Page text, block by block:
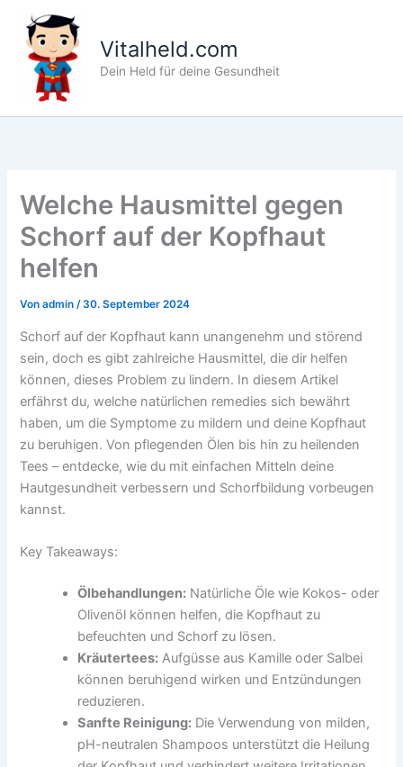
Inhalt
springen
Vitalheld.com
Dein Held für deine Gesundheit
Welche Hausmittel gegen
Schorf auf der Kopfhaut
helfen
Vonadmin/30. September 2024
Schorf auf der Kopfhaut kann unangenehm und störend
sein, doch es gibt zahlreiche Hausmittel, die dir helfen
können, dieses Problem zu lindern. In diesem Artikel
erfährst du, welche natürlichen remedies sich bewährt
haben, um die Symptome zu mildern und deine Kopfhaut
zu beruhigen. Von pflegenden Ölen bis hin zu heilenden
Tees – entdecke, wie du mit einfachen Mitteln deine
Hautgesundheit verbessern und Schorfbildung vorbeugen
kannst.
Key Takeaways:
Ölbehandlungen: Natürliche Öle wie Kokos- oder
Olivenöl können helfen, die Kopfhaut zu
befeuchten und Schorf zu lösen.
Kräutertees: Aufgüsse aus Kamille oder Salbei
können beruhigend wirken und Entzündungen
reduzieren.
Sanfte Reinigung: Die Verwendung von milden,
pH-neutralen Shampoos unterstützt die Heilung